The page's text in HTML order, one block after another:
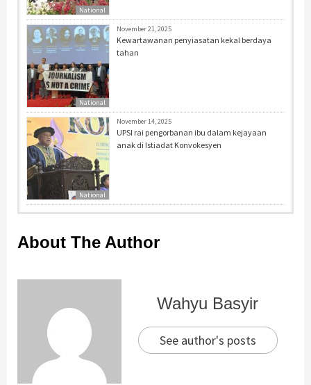
National
National
November 21, 2025
Kewartawanan penyiasatan kekal berdaya
tahan
National
November 14, 2025
UPSI rai pengorbanan ibu dalam kejayaan
anak di Istiadat Konvokesyen
About The Author
Wahyu Basyir
See author's posts